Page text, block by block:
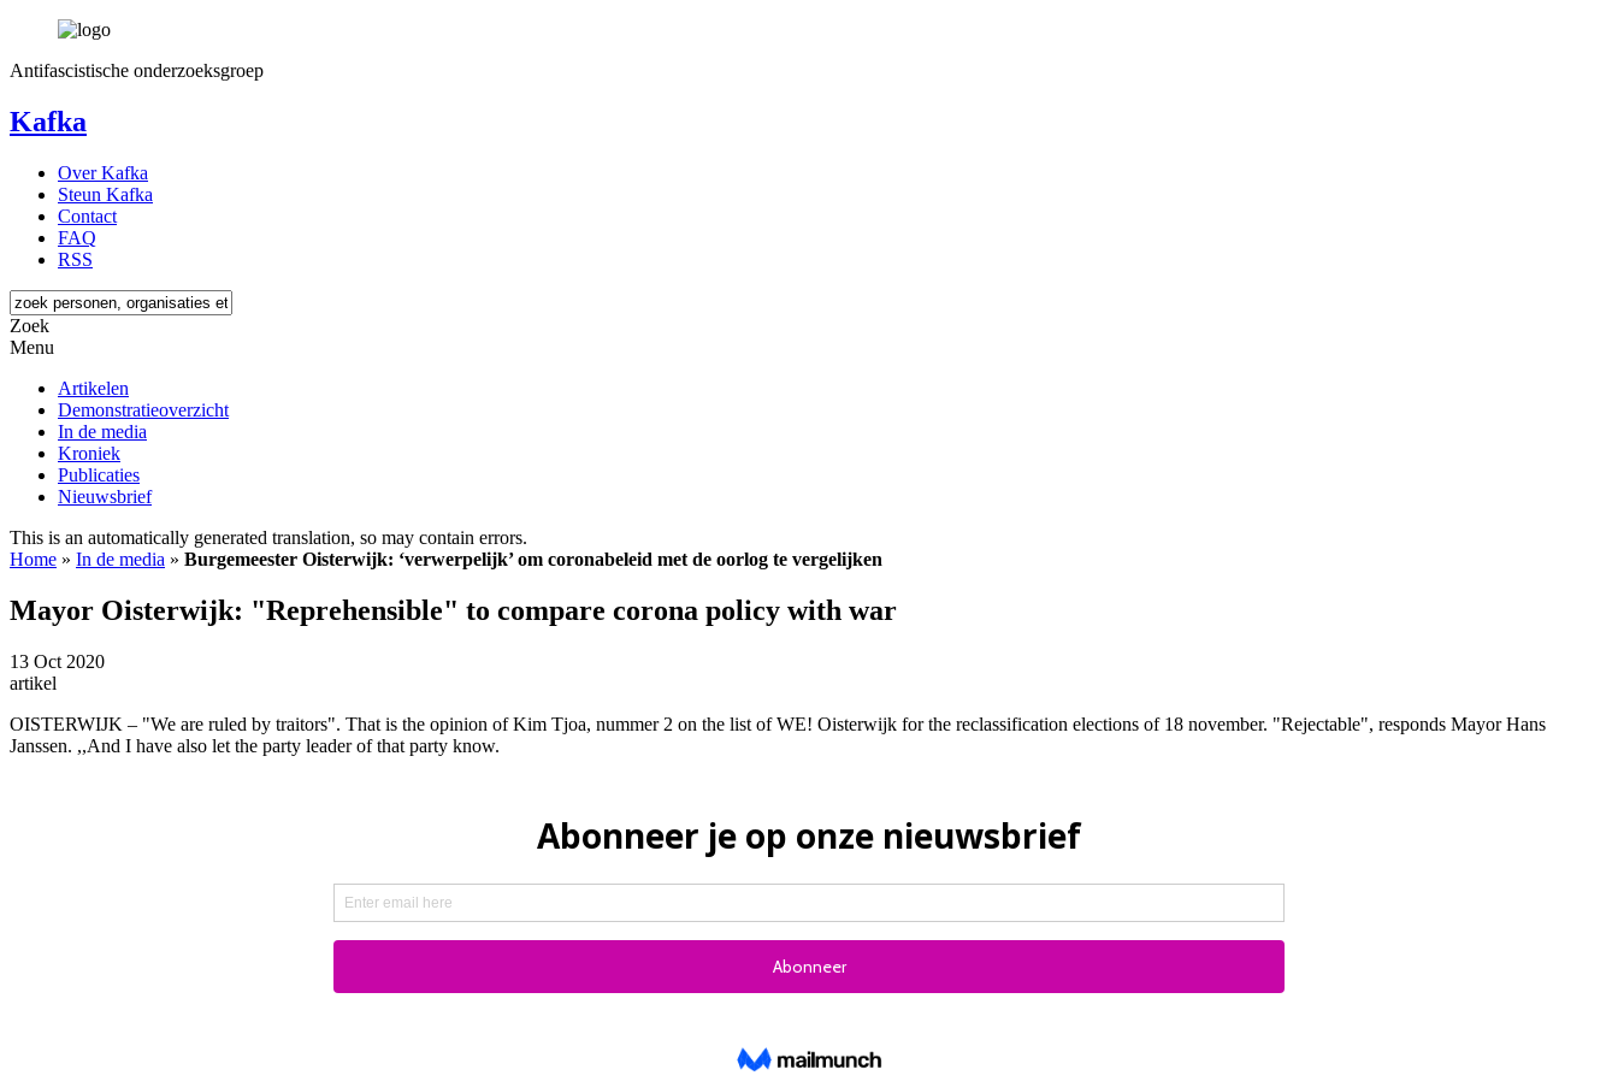
Antifascistische onderzoeksgroep
Kafka
Over Kafka
Steun Kafka
Contact
FAQ
RSS
Zoek
Menu
Artikelen
Demonstratieoverzicht
In de media
Kroniek
Publicaties
Nieuwsbrief
This is an automatically generated translation, so may contain errors.
Home » In de media » Burgemeester Oisterwijk: ‘verwerpelijk’ om coronabeleid met de oorlog te vergelijken
Mayor Oisterwijk: "Reprehensible" to compare corona policy with war
13 Oct 2020
artikel
OISTERWIJK – "We are ruled by traitors". That is the opinion of Kim Tjoa, nummer 2 on the list of WE! Oisterwijk for the reclassification elections of 18 november. "Rejectable", responds Mayor Hans
Janssen. ,,And I have also let the party leader of that party know.